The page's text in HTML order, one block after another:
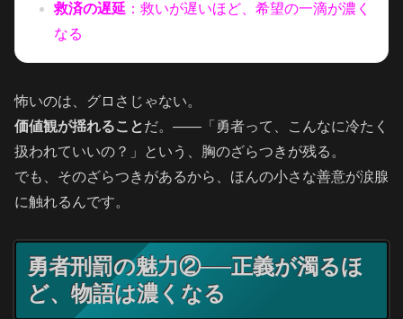
救済の遅延 ：救いが遅いほど、希望の一滴が濃く
なる
怖いのは、グロさじゃない。
価値観が揺れることだ。――「勇者って、こんなに冷たく
扱われていいの？」という、胸のざらつきが残る。
でも、そのざらつきがあるから、ほんの小さな善意が涙腺
に触れるんです。
勇者刑罰の魅力②──正義が濁るほ
ど、物語は濃くなる